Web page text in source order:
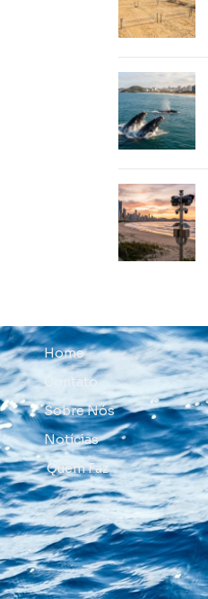
Home
Contato
Sobre Nós
Notícias
Quem Faz